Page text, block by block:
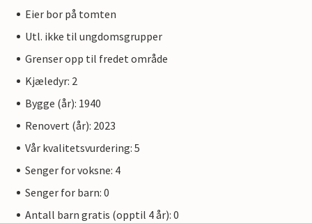
Eier bor på tomten
Utl. ikke til ungdomsgrupper
Grenser opp til fredet område
Kjæledyr: 2
Bygge (år): 1940
Renovert (år): 2023
Vår kvalitetsvurdering: 5
Senger for voksne: 4
Senger for barn: 0
Antall barn gratis (opptil 4 år): 0